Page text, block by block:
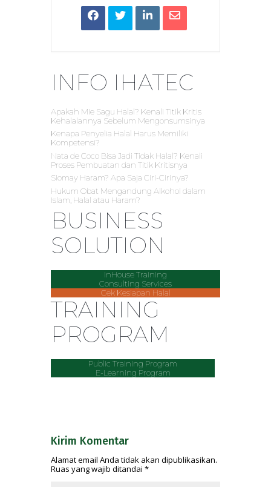
INFO IHATEC
Apakah Mie Sagu Halal? Kenali Titik Kritis
Kehalalannya Sebelum Mengonsumsinya
Kenapa Penyelia Halal Harus Memiliki
Kompetensi?
Nata de Coco Bisa Jadi Tidak Halal? Kenali
Proses Pembuatan dan Titik Kritisnya
Siomay Haram? Apa Saja Ciri-Cirinya?
Hukum Obat Mengandung Alkohol dalam
Islam, Halal atau Haram?
BUSINESS
SOLUTION
InHouse Training
Consulting Services
Cek Kesiapan Halal
TRAINING
PROGRAM
Public Training Program
E-Learning Program
Kirim Komentar
Alamat email Anda tidak akan dipublikasikan.
Ruas yang wajib ditandai *